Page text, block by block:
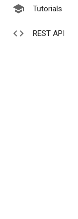
school Tutorials
code REST API